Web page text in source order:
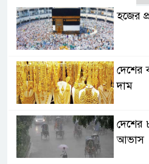
হজের
দেশের
দাম
দেশের
আভাস